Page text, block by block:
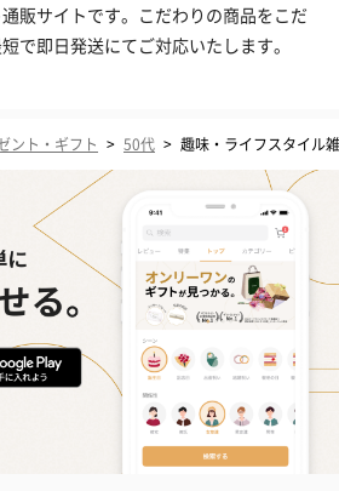
販サイトです。こだわりの商品をこだ
で即日発送にてご対応いたします。
ント・ギフト > 50代 > 趣味・ライフスタイル